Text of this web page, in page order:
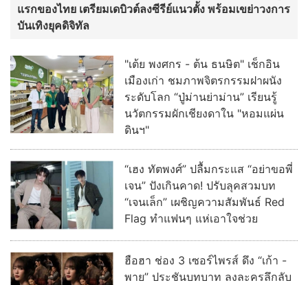
แรกของไทย เตรียมเดบิวต์ลงซีรีย์แนวตั้ง พร้อมเขย่าวงการ
บันเทิงยุคดิจิทัล
"เต้ย พงศกร - ต้น ธนษิต" เช็กอิน
เมืองเก่า ชมภาพจิตรกรรมฝาผนัง
ระดับโลก “ปู่ม่านย่าม่าน” เรียนรู้
นวัตกรรมผักเชียงดาใน "หอมแผ่น
ดินฯ"
“เฮง ทัตพงศ์” ปลื้มกระแส “อย่าขอพี่
เจน” ปังเกินคาด! ปรับลุคสวมบท
“เจนเล็ก” เผชิญความสัมพันธ์ Red
Flag ทำแฟนๆ แห่เอาใจช่วย
ฮือฮา ช่อง 3 เซอร์ไพรส์ ดึง “เก้า -
พาย” ประชันบทบาท ลงละครลึกลับ